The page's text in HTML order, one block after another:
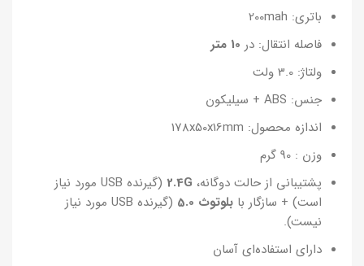
باتری: 200mah
فاصله انتقال: در 10 متر
ولتاژ: 3.0 ولت
جنس: ABS + سیلیکون
اندازه محصول: 178x50x16mm
وزن : 90 گرم
پشتیبانی از حالت دوگانه، 2.4G
(گیرنده USB مورد نیاز
است) + سازگار با بلوتوث 5.0
(گیرنده USB مورد نیاز
نیست).
دارای استفاده‌ای آسان